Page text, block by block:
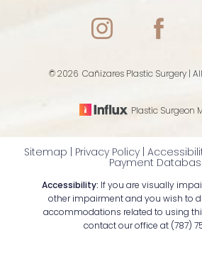
© 2026Cañizares Plastic Surgery | All
Plastic Surgeon
Sitemap Privacy Policy|
Payment
Accessibility: If you are visually
other impairment and you wish to
accommodations related to using
contact our office at (787)